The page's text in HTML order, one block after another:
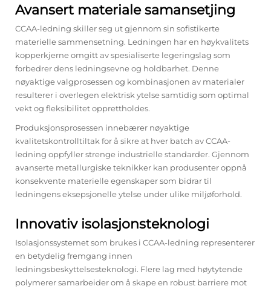
Avansert materiale samansetjing
CCAA-ledning skiller seg ut gjennom sin sofistikerte
materielle sammensetning. Ledningen har en høykvalitets
kopperkjerne omgitt av spesialiserte legeringslag som
forbedrer dens ledningsevne og holdbarhet. Denne
nøyaktige valgprosessen og kombinasjonen av materialer
resulterer i overlegen elektrisk ytelse samtidig som optimal
vekt og fleksibilitet opprettholdes.
Produksjonsprosessen innebærer nøyaktige
kvalitetskontrolltiltak for å sikre at hver batch av CCAA-
ledning oppfyller strenge industrielle standarder. Gjennom
avanserte metallurgiske teknikker kan produsenter oppnå
konsekvente materielle egenskaper som bidrar til
ledningens eksepsjonelle ytelse under ulike miljøforhold.
Innovativ isolasjonsteknologi
Isolasjonssystemet som brukes i CCAA-ledning representerer
en betydelig fremgang innen
ledningsbeskyttelsesteknologi. Flere lag med høytytende
polymerer samarbeider om å skape en robust barriere mot